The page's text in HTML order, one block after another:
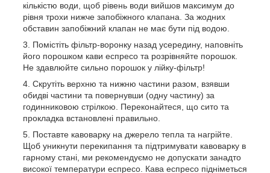
кількістю води, щоб рівень води вийшов максимум до
рівня трохи нижче запобіжного клапана. За жодних
обставин запобіжний клапан не має бути під водою.
Помістіть фільтр-воронку назад усередину, наповніть
його порошком кави еспресо та розрівняйте порошок.
Не здавлюйте сильно порошок у лійку-фільтр!
Скрутіть верхню та нижню частини разом, взявши
обидві частини та повернувши (одну частину) за
годинниковою стрілкою. Переконайтеся, що сито та
прокладка встановлені правильно.
Поставте кавоварку на джерело тепла та нагрійте.
Щоб уникнути перекипання та підтримувати кавоварку в
гарному стані, ми рекомендуємо не допускати занадто
високої температури еспресо. Кава еспресо підніметься